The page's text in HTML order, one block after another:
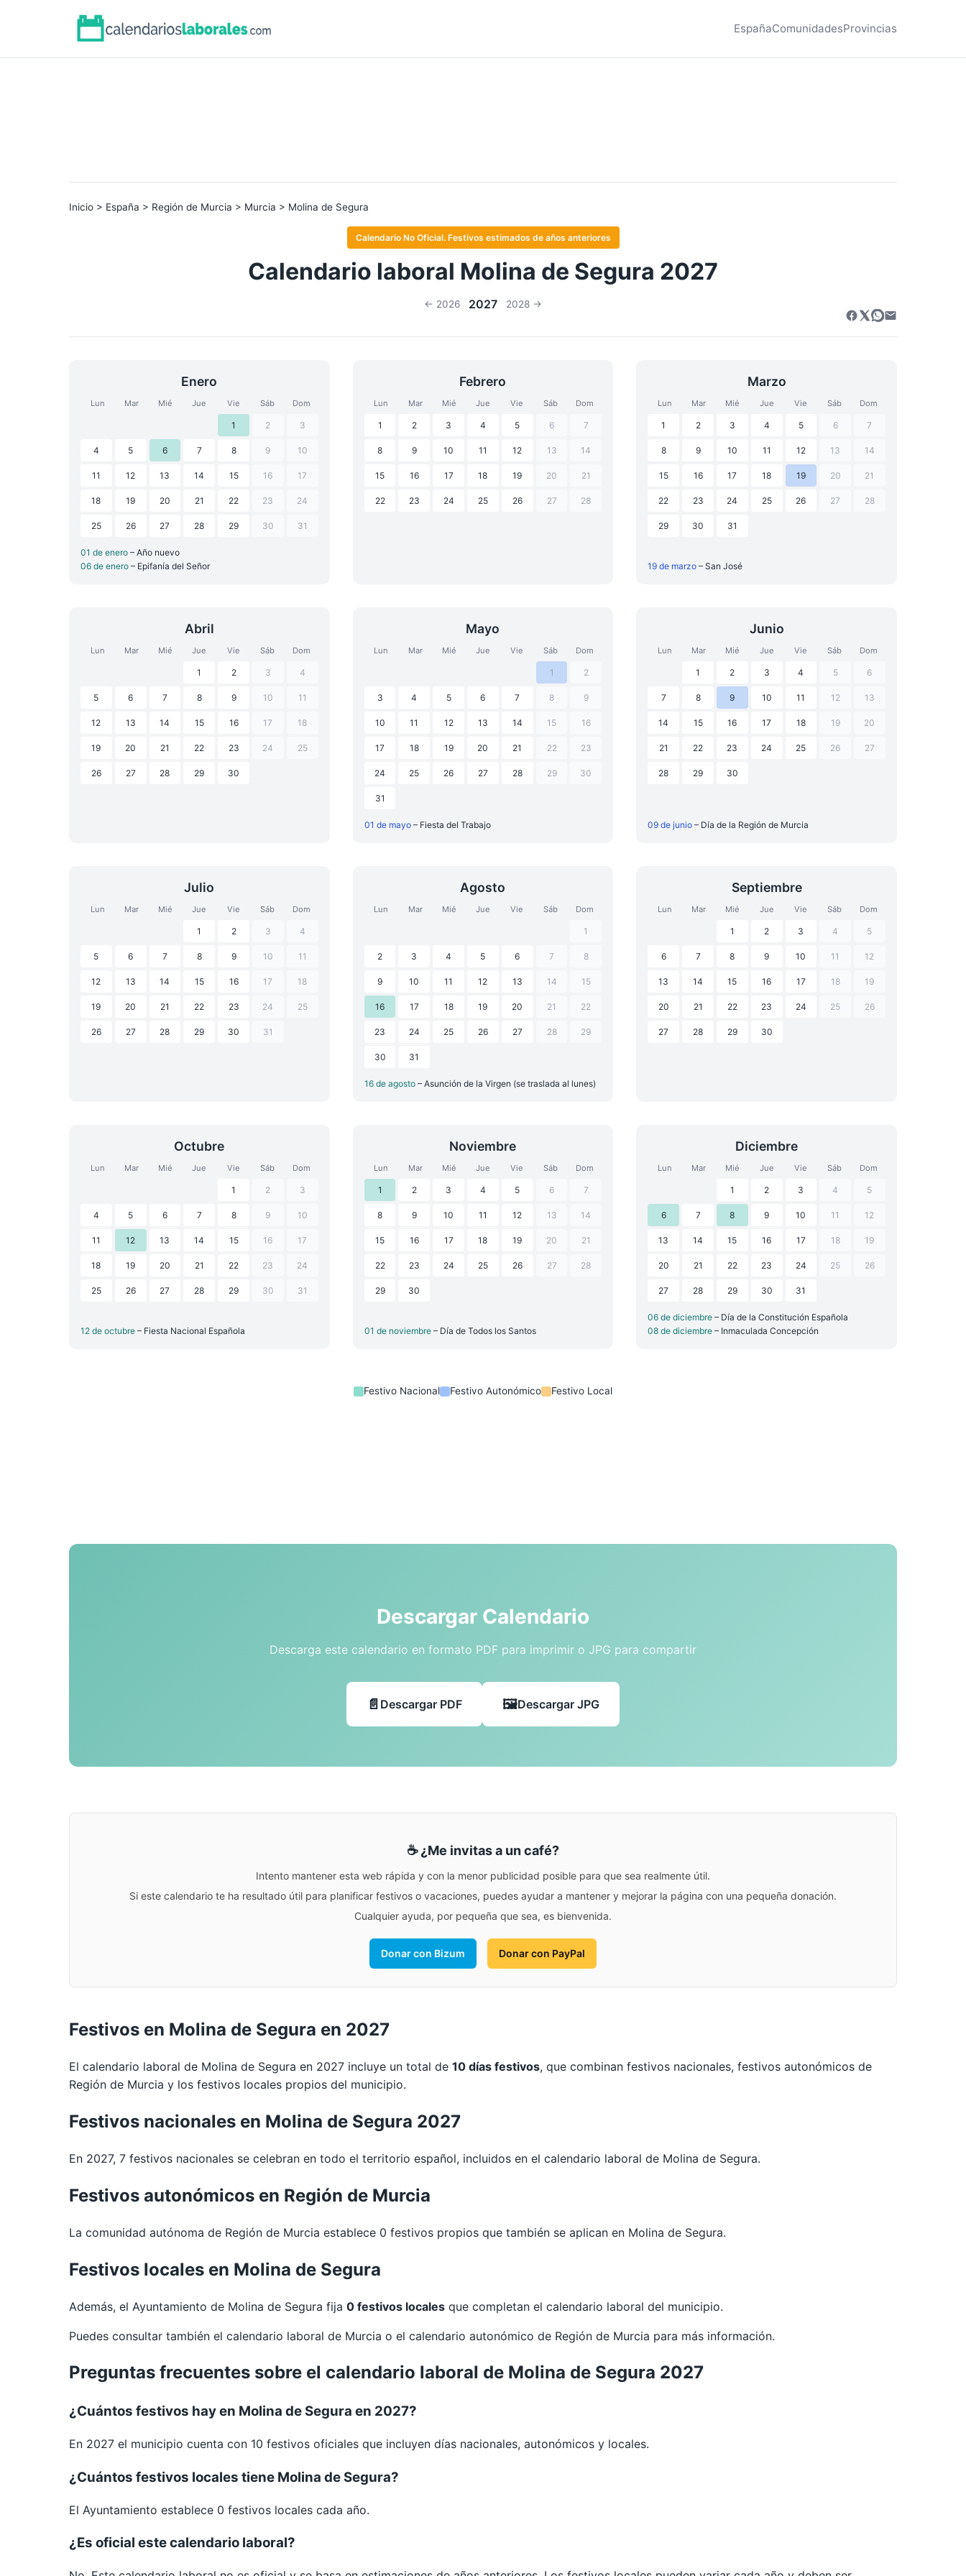
EspañaComunidadesProvincias
Inicio > España > Región de Murcia > Murcia > Molina de Segura
Calendario No Oficial. Festivos estimados de años anteriores
Calendario laboral Molina de Segura 2027
← 2026 2027 2028 →
Enero
Lun Mar Mié Jue Vie Sáb Dom
1 2 3
4 5 6 7 8 9 10
11 12 13 14 15 16 17
18 19 20 21 22 23 24
25 26 27 28 29 30 31
01 de enero – Año nuevo
06 de enero – Epifanía del Señor
Febrero
Lun Mar Mié Jue Vie Sáb Dom
1 2 3 4 5 6 7
8 9 10 11 12 13 14
15 16 17 18 19 20 21
22 23 24 25 26 27 28
Marzo
Lun Mar Mié Jue Vie Sáb Dom
1 2 3 4 5 6 7
8 9 10 11 12 13 14
15 16 17 18 19 20 21
22 23 24 25 26 27 28
29 30 31
19 de marzo– San José
Abril
Lun Mar Mié Jue Vie Sáb Dom
1 2 3 4
5 6 7 8 9 10 11
12 13 14 15 16 17 18
19 20 21 22 23 24 25
26 27 28 29 30
Mayo
Lun Mar Mié Jue Vie Sáb Dom
1 2
3 4 5 6 7 8 9
10 11 12 13 14 15 16
17 18 19 20 21 22 23
24 25 26 27 28 29 30
31
01 de mayo – Fiesta del Trabajo
Junio
Lun Mar Mié Jue Vie Sáb Dom
1 2 3 4 5 6
7 8 9 10 11 12 13
14 15 16 17 18 19 20
21 22 23 24 25 26 27
28 29 30
09 de junio– Día de la Región de Murcia
Julio
Lun Mar Mié Jue Vie Sáb Dom
1 2 3 4
5 6 7 8 9 10 11
12 13 14 15 16 17 18
19 20 21 22 23 24 25
26 27 28 29 30 31
Agosto
Lun Mar Mié Jue Vie Sáb Dom
1
2 3 4 5 6 7 8
9 10 11 12 13 14 15
16 17 18 19 20 21 22
23 24 25 26 27 28 29
30 31
16 de agosto – Asunción de la Virgen (se traslada al lunes)
Septiembre
Lun Mar Mié Jue Vie Sáb Dom
1 2 3 4 5
6 7 8 9 10 11 12
13 14 15 16 17 18 19
20 21 22 23 24 25 26
27 28 29 30
Octubre
Lun Mar Mié Jue Vie Sáb Dom
1 2 3
4 5 6 7 8 9 10
11 12 13 14 15 16 17
18 19 20 21 22 23 24
25 26 27 28 29 30 31
12 de octubre – Fiesta Nacional Española
Noviembre
Lun Mar Mié Jue Vie Sáb Dom
1 2 3 4 5 6 7
8 9 10 11 12 13 14
15 16 17 18 19 20 21
22 23 24 25 26 27 28
29 30
01 de noviembre – Día de Todos los Santos
Diciembre
Lun Mar Mié Jue Vie Sáb Dom
1 2 3 4 5
6 7 8 9 10 11 12
13 14 15 16 17 18 19
20 21 22 23 24 25 26
27 28 29 30 31
06 de diciembre– Día de la Constitución Española
08 de diciembre– Inmaculada Concepción
Festivo Nacional Festivo Autonómico Festivo Local
Descargar Calendario
Descarga este calendario en formato PDF para imprimir o JPG para compartir
Descargar PDF Descargar JPG
☕ ¿Me invitas a un café?
Intento mantener esta web rápida y con la menor publicidad posible para que sea realmente útil.
Si este calendario te ha resultado útil para planificar festivos o vacaciones, puedes ayudar a mantener y mejorar la página con una pequeña donación.
Cualquier ayuda, por pequeña que sea, es bienvenida.
Donar con Bizum Donar con PayPal
Festivos en Molina de Segura en 2027
El calendario laboral de Molina de Segura en 2027 incluye un total de 10 días festivos, que combinan festivos nacionales, festivos autonómicos de
Región de Murcia y los festivos locales propios del municipio.
Festivos nacionales en Molina de Segura 2027
En 2027, 7 festivos nacionales se celebran en todo el territorio español, incluidos en el calendario laboral de Molina de Segura.
Festivos autonómicos en Región de Murcia
La comunidad autónoma de Región de Murcia establece 0 festivos propios que también se aplican en Molina de Segura.
Festivos locales en Molina de Segura
Además, el Ayuntamiento de Molina de Segura fija 0 festivos locales que completan el calendario laboral del municipio.
Puedes consultar también el calendario laboral de Murcia o el calendario autonómico de Región de Murcia para más información.
Preguntas frecuentes sobre el calendario laboral de Molina de Segura 2027
¿Cuántos festivos hay en Molina de Segura en 2027?
En 2027 el municipio cuenta con 10 festivos oficiales que incluyen días nacionales, autonómicos y locales.
¿Cuántos festivos locales tiene Molina de Segura?
El Ayuntamiento establece 0 festivos locales cada año.
¿Es oficial este calendario laboral?